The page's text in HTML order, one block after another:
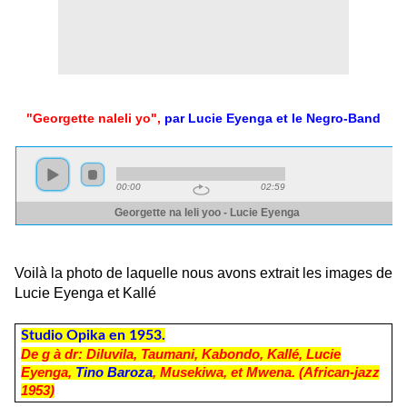
"Georgette naleli yo", par Lucie Eyenga et le Negro-Band
Voilà la photo de laquelle nous avons extrait les images de
Lucie Eyenga et Kallé
Studio Opika en 1953.
De g à dr: Diluvila, Taumani, Kabondo, Kallé, Lucie
Eyenga, Tino Baroza, Musekiwa, et Mwena. (African-jazz
1953)